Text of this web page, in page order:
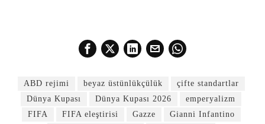
ABD rejimi beyaz üstünlükçülük
çifte standartlar
Dünya Kupası
Dünya Kupası 2026
emperyalizm
FIFA
FIFA eleştirisi Gazze
Gianni Infantino